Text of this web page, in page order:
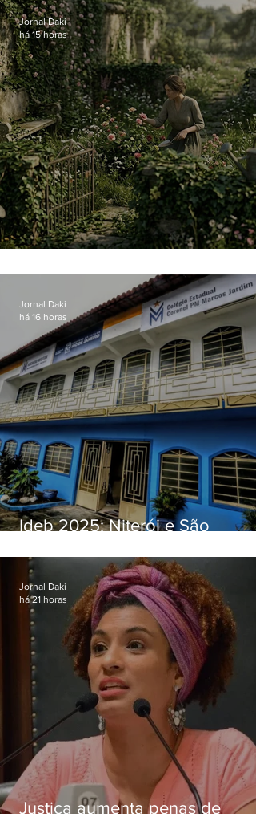
Jornal Daki
há 15 horas
Ideb 2025: Niterói e São
distintos no ensino médio; veja
Jornal Daki
há 16 horas
Justiça aumenta penas de
Jornal Daki
há 21 horas